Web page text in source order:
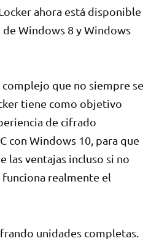
ahora está disponible
de Windows 8 y Windows
que no siempre se
tiene como objetivo
de cifrado
con Windows 10, para que
las ventajas incluso si no
realmente el
unidades completas.